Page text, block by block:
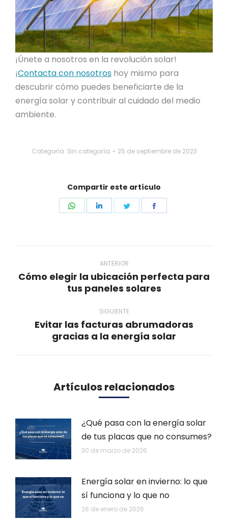
¡Únete a nosotros en la revolución solar!
¡Contacta con nosotros hoy mismo para
descubrir cómo puedes beneficiarte de la
energía solar y contribuir al cuidado del medio
ambiente.
Categoría: Sin categoría 25 de septiembre de 2023
Compartir este artículo
Share
Share
Share
publicaciones
ANTERIOR
Publicación
Cómo elegir la ubicación perfecta para
tus paneles solares
SIGUIENTE
Publicación
siguiente:
Evitar las facturas abrumadoras
gracias a la energía solar
Artículos relacionados
¿Qué pasa con la energía solar
de tus placas que no consumes?
30 de marzo de 2026
Energía solar en invierno: lo que
sí funciona y lo que no
26 de enero de 2026